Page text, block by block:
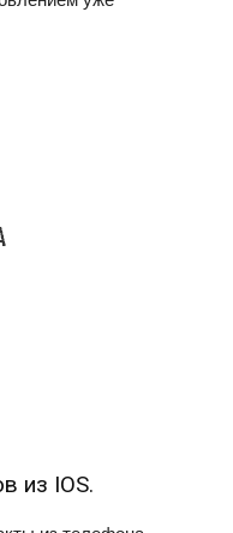
из IOS.